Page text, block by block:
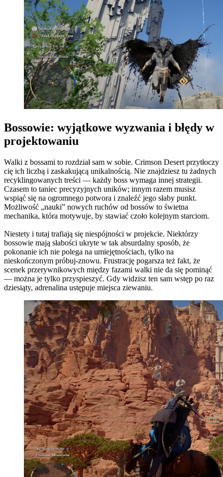
Bossowie: wyjątkowe wyzwania i błędy w
projektowaniu
Walki z bossami to rozdział sam w sobie. Crimson Desert przytłoczy
cię ich liczbą i zaskakującą unikalnością. Nie znajdziesz tu żadnych
recyklingowanych treści — każdy boss wymaga innej strategii.
Czasem to taniec precyzyjnych uników; innym razem musisz
wspiąć się na ogromnego potwora i znaleźć jego słaby punkt.
Możliwość „nauki” nowych ruchów od bossów to świetna
mechanika, która motywuje, by stawiać czoło kolejnym starciom.
Niestety i tutaj trafiają się niespójności w projekcie. Niektórzy
bossowie mają słabości ukryte w tak absurdalny sposób, że
pokonanie ich nie polega na umiejętnościach, tylko na
nieskończonym próbuj-znowu. Frustrację pogarsza też fakt, że
scenek przerywnikowych między fazami walki nie da się pominąć
— można je tylko przyspieszyć. Gdy widzisz ten sam wstęp po raz
dziesiąty, adrenalina ustępuje miejsca ziewaniu.